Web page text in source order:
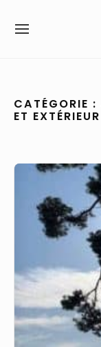
SITE
CATÉGORIE :
ET EXTÉRIEUR
3
à
un
élagueur
professionnel